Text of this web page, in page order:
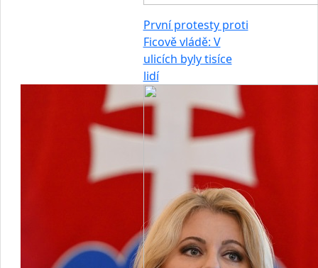
První protesty proti
Ficově vládě: V
ulicích byly tisíce
lidí